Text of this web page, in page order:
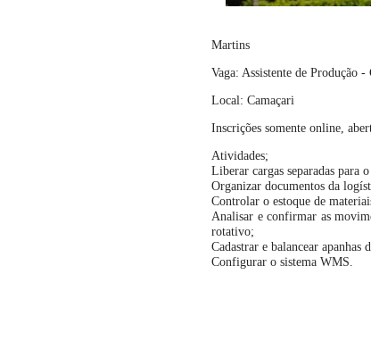
Martins
Vaga: Assistente de Produção
Local: Camaçari
Inscrições somente online,
Atividades;
Liberar cargas separadas para
Organizar documentos da
Controlar o estoque de
Analisar e confirmar as
rotativo;
Cadastrar e balancear apanhas
Configurar o sistema WMS.